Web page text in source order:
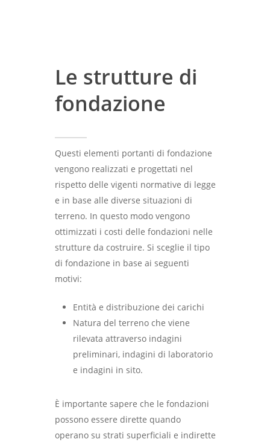
Le strutture di
fondazione
Questi elementi portanti di fondazione
vengono realizzati e progettati nel
rispetto delle vigenti normative di legge
e in base alle diverse situazioni di
terreno. In questo modo vengono
ottimizzati i costi delle fondazioni nelle
strutture da costruire. Si sceglie il tipo
di fondazione in base ai seguenti
motivi:
Entità e distribuzione dei carichi
Natura del terreno che viene
rilevata attraverso indagini
preliminari, indagini di laboratorio
e indagini in sito.
È importante sapere che le fondazioni
possono essere dirette quando
operano su strati superficiali e indirette
Tipologia edificio
capriata a doppia
Cabine elettriche
industriali per
prefabbricati
Trave alare
Travi laterali centrali di
frontalini
Tegoli di copertura
angoli
Edilizia civile
Balconi e velette
Cornicioni prefabbricati
Murette di recinzione
prefabbricate
Coperture con travetti
Interventi sismici
Gallery
Gallery edilizia
Gallery edilizia civile
Gallery impresa edile
Contatti
Lanzarotti S.r.l.
Via I° Maggio, 15, 43047
Pellegrino Parmense
Email: p.lanzarotti@libero.it